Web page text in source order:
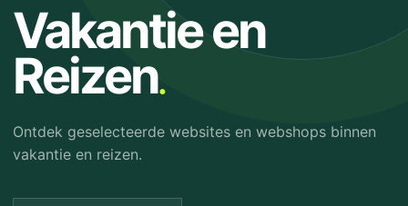
Vakantie en
Reizen.
Ontdek geselecteerde websites en webshops binnen
vakantie en reizen.